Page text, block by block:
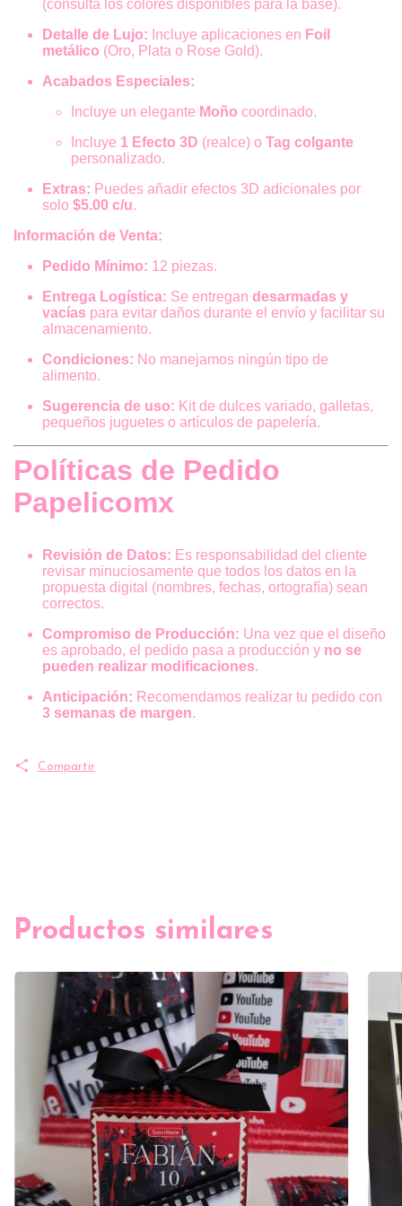
(consulta los colores disponibles para la base).
Detalle de Lujo: Incluye aplicaciones en Foil
metálico (Oro, Plata o Rose Gold).
Acabados Especiales:
Incluye un elegante Moño coordinado.
Incluye 1 Efecto 3D (realce) o Tag colgante
personalizado.
Extras: Puedes añadir efectos 3D adicionales por
solo $5.00 c/u.
Información de Venta:
Pedido Mínimo: 12 piezas.
Entrega Logística: Se entregan desarmadas y
vacías para evitar daños durante el envío y facilitar su
almacenamiento.
Condiciones: No manejamos ningún tipo de
alimento.
Sugerencia de uso: Kit de dulces variado, galletas,
pequeños juguetes o artículos de papelería.
Políticas de Pedido
Papelicomx
Revisión de Datos: Es responsabilidad del cliente
revisar minuciosamente que todos los datos en la
propuesta digital (nombres, fechas, ortografía) sean
correctos.
Compromiso de Producción: Una vez que el diseño
es aprobado, el pedido pasa a producción y no se
pueden realizar modificaciones.
Anticipación: Recomendamos realizar tu pedido con
3 semanas de margen.
Compartir
Productos similares